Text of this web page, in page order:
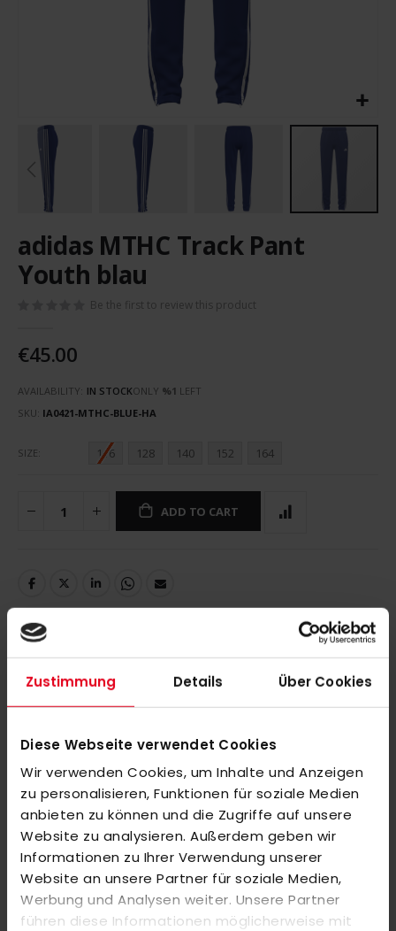
Zustimmung Details Über Cookies
Diese Webseite verwendet Cookies
Wir verwenden Cookies, um Inhalte und Anzeigen
zu personalisieren, Funktionen für soziale Medien
anbieten zu können und die Zugriffe auf unsere
Website zu analysieren. Außerdem geben wir
Informationen zu Ihrer Verwendung unserer
Website an unsere Partner für soziale Medien,
Werbung und Analysen weiter. Unsere Partner
führen diese Informationen möglicherweise mit
to
the
beginning
gallery
adidas MTHC Track Pant
Youth blau
Be the first to review this product
€45.00
AVAILABILITY: IN STOCKONLY %1 LEFT
SKU IA0421-MTHC-BLUE-HA
SIZE 116 128 140 152 164
ADD TO CART
MORE INFORMATION
REVIEWS
SIMILAR PRODUCTS
select all
Y1 YLB X.2 (25/26)
€300.00